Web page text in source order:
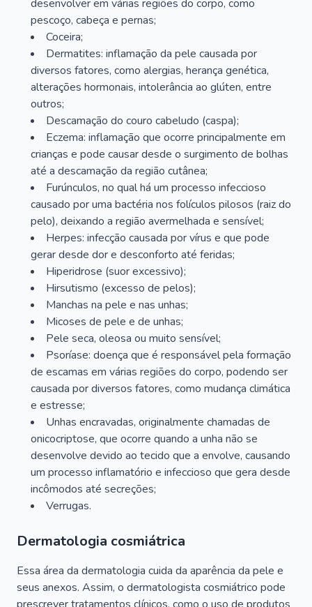
desenvolver em várias regiões do corpo, como
pescoço, cabeça e pernas;
Coceira;
Dermatites: inflamação da pele causada por
diversos fatores, como alergias, herança genética,
alterações hormonais, intolerância ao glúten, entre
outros;
Descamação do couro cabeludo (caspa);
Eczema: inflamação que ocorre principalmente em
crianças e pode causar desde o surgimento de bolhas
até a descamação da região cutânea;
Furúnculos, no qual há um processo infeccioso
causado por uma bactéria nos folículos pilosos (raiz do
pelo), deixando a região avermelhada e sensível;
Herpes: infecção causada por vírus e que pode
gerar desde dor e desconforto até feridas;
Hiperidrose (suor excessivo);
Hirsutismo (excesso de pelos);
Manchas na pele e nas unhas;
Micoses de pele e de unhas;
Pele seca, oleosa ou muito sensível;
Psoríase: doença que é responsável pela formação
de escamas em várias regiões do corpo, podendo ser
causada por diversos fatores, como mudança climática
e estresse;
Unhas encravadas, originalmente chamadas de
onicocriptose, que ocorre quando a unha não se
desenvolve devido ao tecido que a envolve, causando
um processo inflamatório e infeccioso que gera desde
incômodos até secreções;
Verrugas.
Dermatologia cosmiátrica
Essa área da dermatologia cuida da aparência da pele e
seus anexos. Assim, o dermatologista cosmiátrico pode